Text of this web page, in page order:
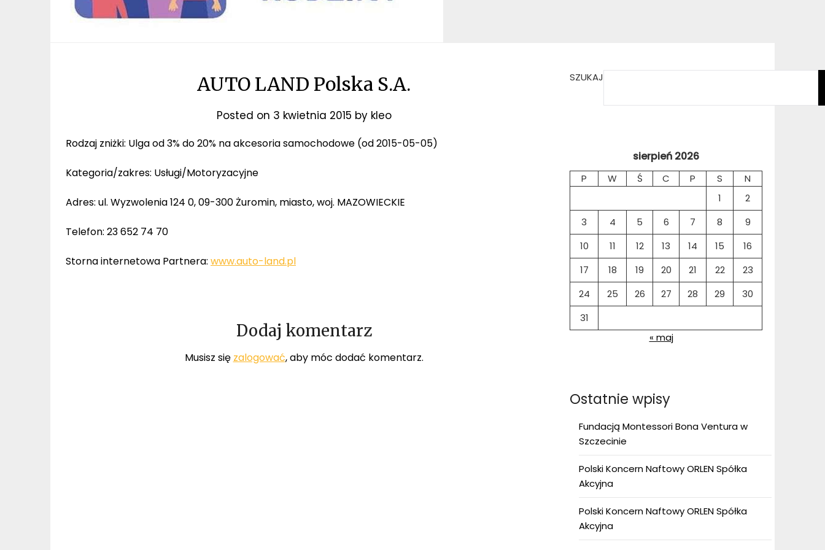
AUTO LAND Polska S.A.
Posted on 3 kwietnia 2015 by kleo
Rodzaj zniżki: Ulga od 3% do 20% na akcesoria samochodowe (od 2015-05-05)
Kategoria/zakres: Usługi/Motoryzacyjne
Adres: ul. Wyzwolenia 124 0, 09-300 Żuromin, miasto, woj. MAZOWIECKIE
Telefon: 23 652 74 70
Storna internetowa Partnera: www.auto-land.pl
Dodaj komentarz
Musisz się zalogować, aby móc dodać komentarz.
SZUKAJ
sierpień 2026
P W Ś C P S
N
1
2
3
4 5 6 7 8
9
10
11 12 13 14 15
16
17
18 19 20 21 22
23
24
25 26 27 28 29
30
31
« maj
Ostatnie wpisy
Fundacją Montessori Bona Ventura w
Szczecinie
Polski Koncern Naftowy ORLEN Spółka
Akcyjna
Polski Koncern Naftowy ORLEN Spółka
Akcyjna